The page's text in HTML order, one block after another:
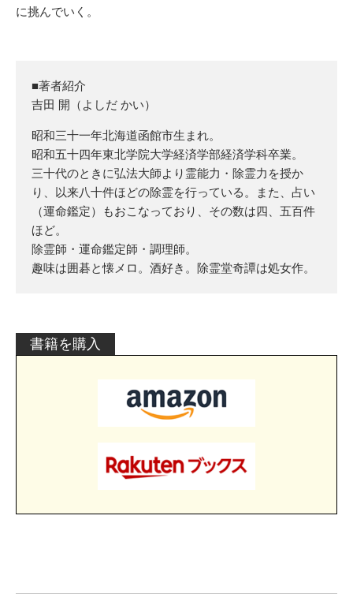
に挑んでいく。
■著者紹介
吉田 開（よしだ かい）
昭和三十一年北海道函館市生まれ。
昭和五十四年東北学院大学経済学部経済学科卒業。
三十代のときに弘法大師より霊能力・除霊力を授か
り、以来八十件ほどの除霊を行っている。また、占い
（運命鑑定）もおこなっており、その数は四、五百件
ほど。
除霊師・運命鑑定師・調理師。
趣味は囲碁と懐メロ。酒好き。除霊堂奇譚は処女作。
書籍を購入